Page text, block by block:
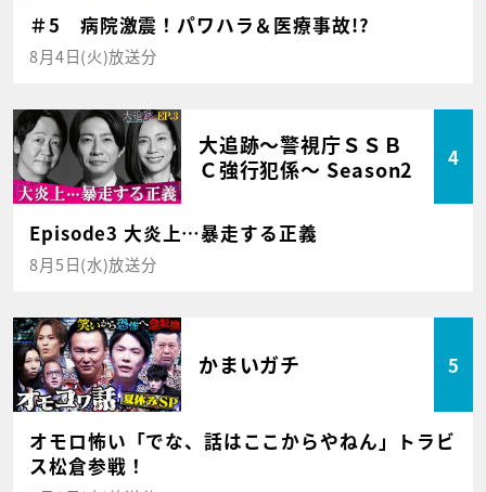
＃5 病院激震！パワハラ＆医療事故!?
8月4日(火)放送分
大追跡～警視庁ＳＳＢ
Ｃ強行犯係～ Season2
4
Episode3 大炎上…暴走する正義
8月5日(水)放送分
かまいガチ 5
オモロ怖い「でな、話はここからやねん」トラビ
ス松倉参戦！